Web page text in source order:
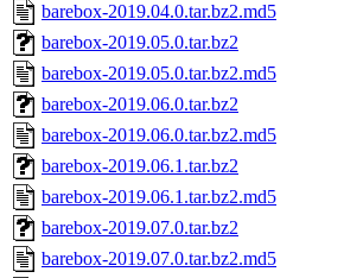
barebox-2019.04.0.tar.bz2.md5
barebox-2019.05.0.tar.bz2
barebox-2019.05.0.tar.bz2.md5
barebox-2019.06.0.tar.bz2
barebox-2019.06.0.tar.bz2.md5
barebox-2019.06.1.tar.bz2
barebox-2019.06.1.tar.bz2.md5
barebox-2019.07.0.tar.bz2
barebox-2019.07.0.tar.bz2.md5